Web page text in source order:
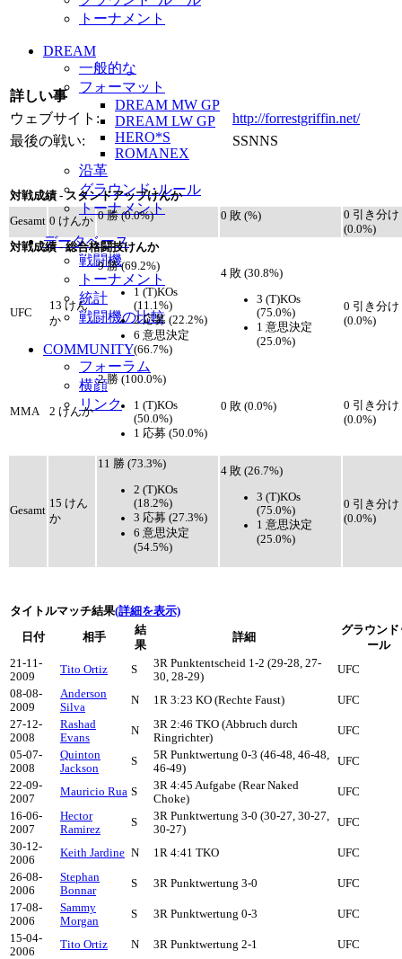
トーナメント
DREAM
一般的な
フォーマット
DREAM MW GP
DREAM LW GP
HERO*S
ROMANEX
沿革
グラウンド･ルール
トーナメント
データベース
戦闘機
トーナメント
統計
戦闘機の比較
COMMUNITY
フォーラム
横顔
リンク
詳しい事
ウェブサイト:
http://forrestgriffin.net/
最後の戦い:
SSNNS
対戦成績 - スタンドアップけんか
Gesamt 0 けんか 0 勝 (0.0%) 0 敗 (%)
0 引き分け
(0.0%)
対戦成績 - 総合格闘技けんか
UFC
13 けん
か
9 勝 (69.2%)
1 (T)KOs
(11.1%)
2 応募 (22.2%)
6 意思決定
(66.7%)
4 敗 (30.8%)
3 (T)KOs
(75.0%)
1 意思決定
(25.0%)
0 引き分け
(0.0%)
MMA 2 けんか
2 勝 (100.0%)
1 (T)KOs
(50.0%)
1 応募 (50.0%)
0 敗 (0.0%)
0 引き分け
(0.0%)
Gesamt
15 けん
か
11 勝 (73.3%)
2 (T)KOs
(18.2%)
3 応募 (27.3%)
6 意思決定
(54.5%)
4 敗 (26.7%)
3 (T)KOs
(75.0%)
1 意思決定
(25.0%)
0 引き分け
(0.0%)
タイトルマッチ結果(詳細を表示)
日付 相手
結
果
詳細
グラウンド
ール
21-11-
2009
Tito Ortiz S
3R Punktentscheid 1-2 (29-28, 27-
30, 28-29)
UFC
08-08-
2009
Anderson
Silva
N 1R 3:23 KO (Rechte Faust)
UFC
27-12-
2008
Rashad
Evans
N
3R 2:46 TKO (Abbruch durch
Ringrichter)
UFC
05-07-
2008
Quinton
Jackson
S
5R Punktwertung 0-3 (46-48, 46-48,
46-49)
UFC
22-09-
2007
Mauricio Rua S
3R 4:45 Aufgabe (Rear Naked
Choke)
UFC
16-06-
2007
Hector
Ramirez
S
3R Punktwertung 3-0 (30-27, 30-27,
30-27)
UFC
30-12-
2006
Keith Jardine N 1R 4:41 TKO
UFC
26-08-
2006
Stephan
Bonnar
S 3R Punktwertung 3-0
UFC
17-08-
2006
Sammy
Morgan
S 3R Punktwertung 0-3
UFC
15-04-
2006
Tito Ortiz N 3R Punktwertung 2-1
UFC